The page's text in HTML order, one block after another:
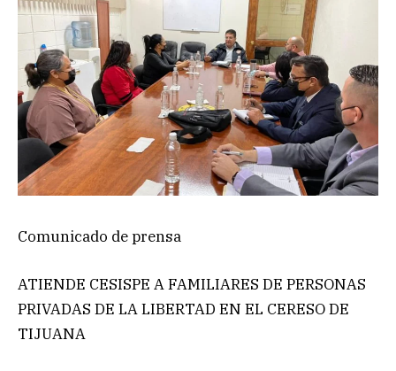
Comunicado de prensa
ATIENDE CESISPE A FAMILIARES DE PERSONAS
PRIVADAS DE LA LIBERTAD EN EL CERESO DE
TIJUANA